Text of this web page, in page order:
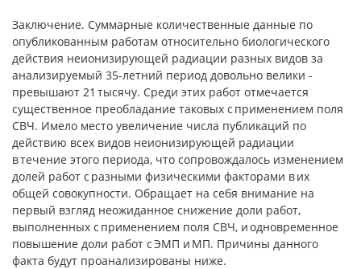
Заключение. Суммарные количественные данные по
опубликованным работам относительно биологического
действия неионизирующей радиации разных видов за
анализируемый 35-летний период довольно велики -
превышают 21 тысячу. Среди этих работ отмечается
существенное преобладание таковых с применением поля
СВЧ. Имело место увеличение числа публикаций по
действию всех видов неионизирующей радиации
в течение этого периода, что сопровождалось изменением
долей работ с разными физическими факторами в их
общей совокупности. Обращает на себя внимание на
первый взгляд неожиданное снижение доли работ,
выполненных с применением поля СВЧ, и одновременное
повышение доли работ с ЭМП и МП. Причины данного
факта будут проанализированы ниже.